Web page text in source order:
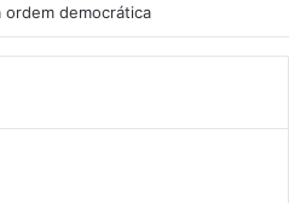
ordem democrática